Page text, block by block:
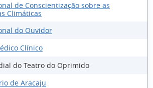
de Conscientização sobre as
Climáticas
do Ouvidor
Clínico
do Teatro do Oprimido
de Aracaju